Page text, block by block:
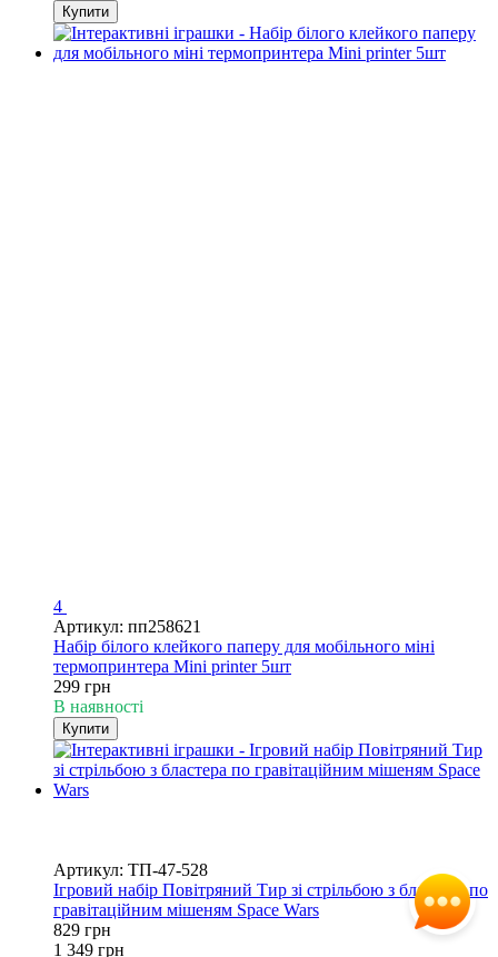
Купити
4
Артикул: пп258621
Набір білого клейкого паперу для мобільного міні
термопринтера Mini printer 5шт
299 грн
В наявності
Купити
Артикул: ТП-47-528
Ігровий набір Повітряний Тир зі стрільбою з бластера по
гравітаційним мішеням Space Wars
829 грн
1 349 грн